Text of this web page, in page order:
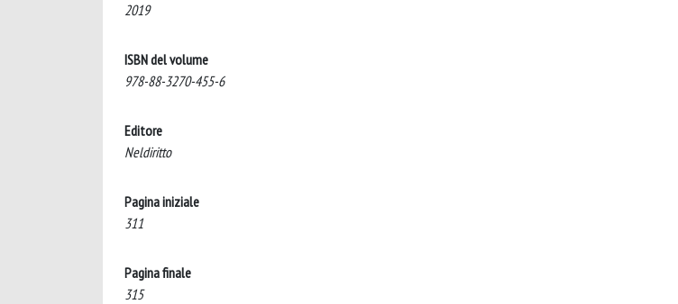
2019
ISBN del volume
978-88-3270-455-6
Editore
Neldiritto
Pagina iniziale
311
Pagina finale
315